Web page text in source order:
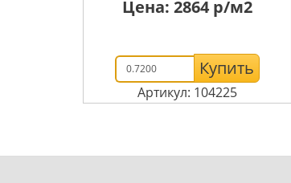
Цена:2864 р/м2
Купить
Артикул: 104225